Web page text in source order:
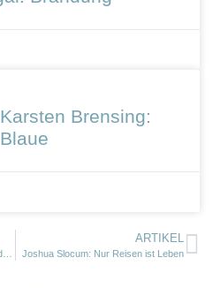
Brensing:
ARTIKEL
Joshua Slocum: Nur Reisen ist Leben